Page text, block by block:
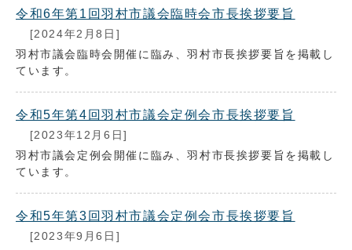
令和6年第1回羽村市議会臨時会市長挨拶要旨
[2024年2月8日]
羽村市議会臨時会開催に臨み、羽村市長挨拶要旨を掲載し
ています。
令和5年第4回羽村市議会定例会市長挨拶要旨
[2023年12月6日]
羽村市議会定例会開催に臨み、羽村市長挨拶要旨を掲載し
ています。
令和5年第3回羽村市議会定例会市長挨拶要旨
[2023年9月6日]